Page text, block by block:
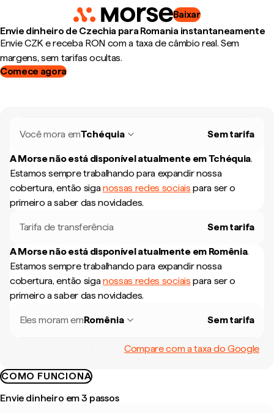
Baixar
Envie dinheiro de Czechia para Romania instantaneamente
Envie CZK e receba RON com a taxa de câmbio real. Sem
margens, sem tarifas ocultas.
Comece agora
Você mora emTchéquia Sem tarifa
A Morse não está disponível atualmente emTchéquia.
Estamos sempre trabalhando para expandir nossa
cobertura, então siganossas redes sociais para ser o
primeiro a saber das novidades.
Tarifa de transferência Sem tarifa
A Morse não está disponível atualmente em Romênia.
Estamos sempre trabalhando para expandir nossa
cobertura, então siganossas redes sociais para ser o
primeiro a saber das novidades.
Eles moram emRomênia Sem tarifa
Compare com a taxa do Google
COMO FUNCIONA
Envie dinheiro em 3 passos